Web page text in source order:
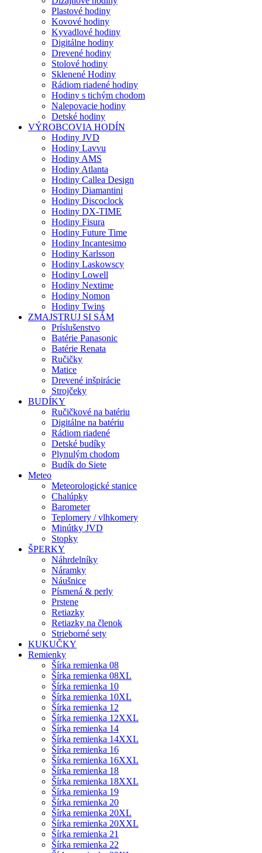
Plastové hodiny
Kovové hodiny
Kyvadlové hodiny
Digitálne hodiny
Drevené hodiny
Stolové hodiny
Sklenené Hodiny
Rádiom riadené hodiny
Hodiny s tichým chodom
Nalepovacie hodiny
Detské hodiny
VÝROBCOVIA HODÍN
Hodiny JVD
Hodiny Lavvu
Hodiny AMS
Hodiny Atlanta
Hodiny Callea Design
Hodiny Diamantini
Hodiny Discoclock
Hodiny DX-TIME
Hodiny Fisura
Hodiny Future Time
Hodiny Incantesimo
Hodiny Karlsson
Hodiny Laskowscy
Hodiny Lowell
Hodiny Nextime
Hodiny Nomon
Hodiny Twins
ZMAJSTRUJ SI SÁM
Príslušenstvo
Batérie Panasonic
Batérie Renata
Ručičky
Matice
Drevené inšpirácie
Strojčeky
BUDÍKY
Ručičkové na batériu
Digitálne na batériu
Rádiom riadené
Detské budíky
Plynulým chodom
Budík do Siete
Meteo
Meteorologické stanice
Chalúpky
Barometer
Teplomery / vlhkomery
Minútky JVD
Stopky
ŠPERKY
Náhrdelníky
Náramky
Náušnice
Písmená & perly
Prstene
Retiazky
Retiazky na členok
Strieborné sety
KUKUČKY
Remienky
Šírka remienka 08
Šírka remienka 08XL
Šírka remienka 10
Šírka remienka 10XL
Šírka remienka 12
Šírka remienka 12XXL
Šírka remienka 14
Šírka remienka 14XXL
Šírka remienka 16
Šírka remienka 16XXL
Šírka remienka 18
Šírka remienka 18XXL
Šírka remienka 19
Šírka remienka 20
Šírka remienka 20XL
Šírka remienka 20XXL
Šírka remienka 21
Šírka remienka 22